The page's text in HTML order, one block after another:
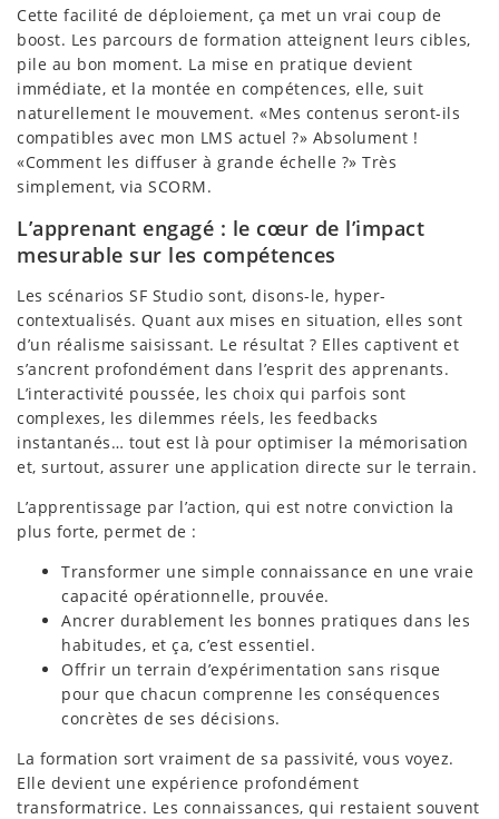
Cette facilité de déploiement, ça met un vrai coup de
boost. Les parcours de formation atteignent leurs cibles,
pile au bon moment. La mise en pratique devient
immédiate, et la montée en compétences, elle, suit
naturellement le mouvement. «Mes contenus seront-ils
compatibles avec mon LMS actuel ?» Absolument !
«Comment les diffuser à grande échelle ?» Très
simplement, via SCORM.
L’apprenant engagé : le cœur de l’impact
mesurable sur les compétences
Les scénarios SF Studio sont, disons-le, hyper-
contextualisés. Quant aux mises en situation, elles sont
d’un réalisme saisissant. Le résultat ? Elles captivent et
s’ancrent profondément dans l’esprit des apprenants.
L’interactivité poussée, les choix qui parfois sont
complexes, les dilemmes réels, les feedbacks
instantanés… tout est là pour optimiser la mémorisation
et, surtout, assurer une application directe sur le terrain.
L’apprentissage par l’action, qui est notre conviction la
plus forte, permet de :
Transformer une simple connaissance en une vraie
capacité opérationnelle, prouvée.
Ancrer durablement les bonnes pratiques dans les
habitudes, et ça, c’est essentiel.
Offrir un terrain d’expérimentation sans risque
pour que chacun comprenne les conséquences
concrètes de ses décisions.
La formation sort vraiment de sa passivité, vous voyez.
Elle devient une expérience profondément
transformatrice. Les connaissances, qui restaient souvent